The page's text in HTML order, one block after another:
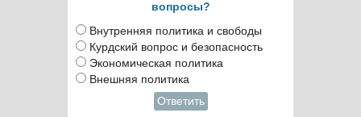
вопросы?
Внутренняя политика и свободы
Курдский вопрос и безопасность
Экономическая политика
Внешняя политика
Ответить